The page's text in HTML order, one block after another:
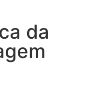
da